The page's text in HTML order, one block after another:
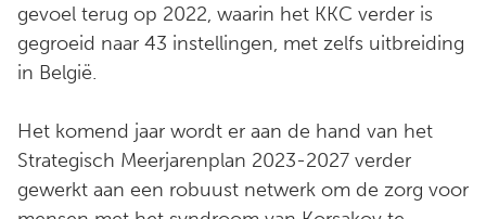
gevoel terug op 2022, waarin het KKC verder is
gegroeid naar 43 instellingen, met zelfs uitbreiding
in België.
Het komend jaar wordt er aan de hand van het
Strategisch Meerjarenplan 2023-2027 verder
gewerkt aan een robuust netwerk om de zorg voor